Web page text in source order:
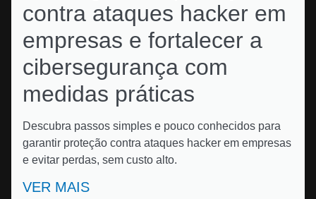
contra ataques hacker em
empresas e fortalecer a
cibersegurança com
medidas práticas
Descubra passos simples e pouco conhecidos para
garantir proteção contra ataques hacker em empresas
e evitar perdas, sem custo alto.
VER MAIS